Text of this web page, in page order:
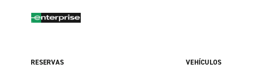
Chateauguay Truck Rental
Dorval Truck Rental
Lévis Truck Rental
RESERVAS
VEHÍCULOS